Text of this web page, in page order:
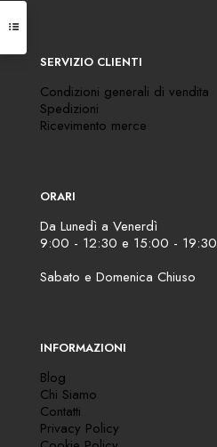
SERVIZIO CLIENTI
Condizioni generali di vendita
Spedizioni
Ricevimento merce
ORARI
Da Lunedì a Venerdì
9:00 - 12:30 e 15:00 - 19:30
Sabato e Domenica Chiuso
INFORMAZIONI
Blog
Chi Siamo
Contatti
Privacy Policy